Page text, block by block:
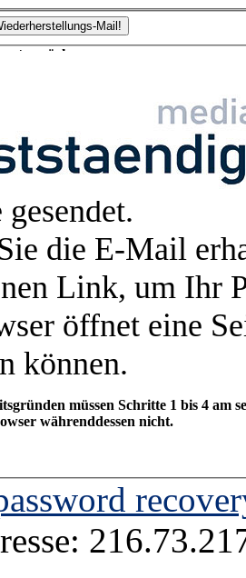
zurück:
Sie oben
ein.
wird
die E-Mail
Link, um Ihr
öffnet eine
können.
müssen Schritte 1 bis 4 am
währenddessen nicht.